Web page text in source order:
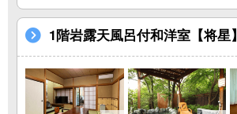
1階岩露天風呂付和洋室【将星】